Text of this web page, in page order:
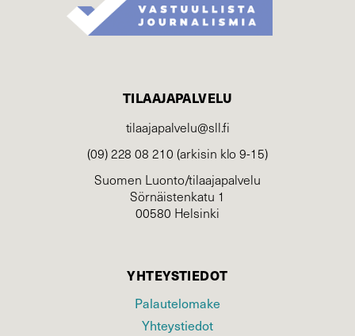
TILAAJAPALVELU
tilaajapalvelu@sll.fi
(09) 228 08 210 (arkisin klo 9-15)
Suomen Luonto/tilaajapalvelu
Sörnäistenkatu 1
00580 Helsinki
YHTEYSTIEDOT
Palautelomake
Yhteystiedot